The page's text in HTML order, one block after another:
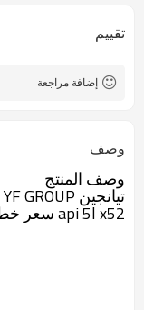
تقييم
إضافة مراجعة
وصف
وصف المنتج
api 5l x52 سعر خط الأنابيب غير الملحوم